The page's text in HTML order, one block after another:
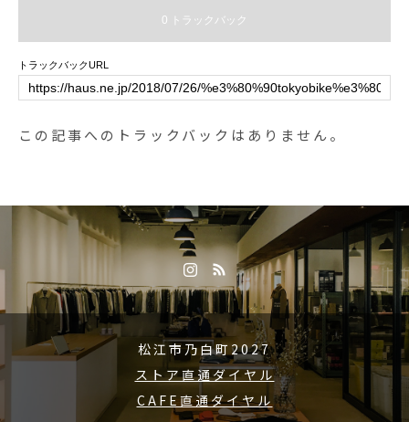
対策#haus #haus_matsue #hausm
atsue #松江カフェ #島根カフェ #
ry #haus #haus_matsue #hausmat
陰
0 トラックバック
トラックバックURL
この記事へのトラックバックはありません。
松江市乃白町2027
ストア直通ダイヤル
CAFE直通ダイヤル